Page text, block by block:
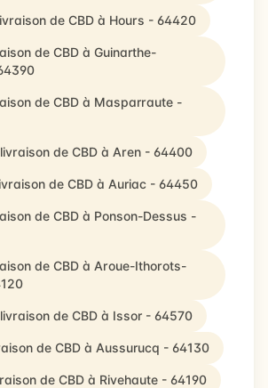
de CBD à Hours - 64420
de CBD à Guinarthe-
de CBD à Masparraute -
de CBD à Aren - 64400
de CBD à Auriac - 64450
de CBD à Ponson-Dessus -
de CBD à Aroue-Ithorots-
de CBD à Issor - 64570
de CBD à Aussurucq - 64130
de CBD à Rivehaute - 64190